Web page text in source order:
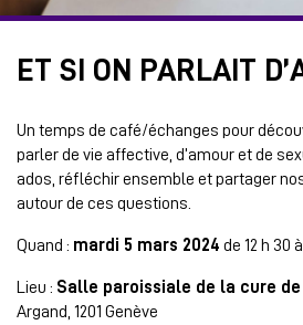
ET SI ON PARLAIT
Un temps de café/échanges pour
parler de vie affective, d’amour et de
ados, réfléchir ensemble et partager
autour de ces questions.
Quand : mardi 5 mars 2024 de 12 h 30
Lieu : Salle paroissiale de la cure
Argand, 1201 Genève